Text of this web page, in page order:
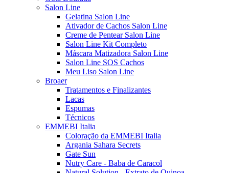
Salon Line
Gelatina Salon Line
Ativador de Cachos Salon Line
Creme de Pentear Salon Line
Salon Line Kit Completo
Máscara Matizadora Salon Line
Salon Line SOS Cachos
Meu Liso Salon Line
Broaer
Tratamentos e Finalizantes
Lacas
Espumas
Técnicos
EMMEBI Italia
Coloração da EMMEBI Italia
Argania Sahara Secrets
Gate Sun
Nutry Care - Baba de Caracol